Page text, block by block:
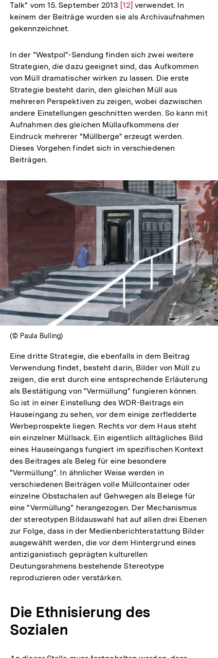
der
Fußnote
Talk" vom 15. September 2013 Zur
Auflösung
[12] verwendet. In
keinem der Beiträge wurden sie als Archivaufnahmen
gekennzeichnet.
In der "Westpol"-Sendung finden sich zwei weitere
Strategien, die dazu geeignet sind, das Aufkommen
von Müll dramatischer wirken zu lassen. Die erste
Strategie besteht darin, den gleichen Müll aus
mehreren Perspektiven zu zeigen, wobei dazwischen
andere Einstellungen geschnitten werden. So kann mit
Aufnahmen des gleichen Müllaufkommens der
Eindruck mehrerer "Müllberge" erzeugt werden.
Dieses Vorgehen findet sich in verschiedenen
Beiträgen.
(© Paula Bulling)
Eine dritte Strategie, die ebenfalls in dem Beitrag
Verwendung findet, besteht darin, Bilder von Müll zu
zeigen, die erst durch eine entsprechende Erläuterung
als Bestätigung von "Vermüllung" fungieren können.
So ist in einer Einstellung des WDR-Beitrags ein
Hauseingang zu sehen, vor dem einige zerfledderte
Werbeprospekte liegen. Rechts vor dem Haus steht
ein einzelner Müllsack. Ein eigentlich alltägliches Bild
eines Hauseingangs fungiert im spezifischen Kontext
des Beitrages als Beleg für eine besondere
"Vermüllung". In ähnlicher Weise werden in
verschiedenen Beiträgen volle Müllcontainer oder
einzelne Obstschalen auf Gehwegen als Belege für
eine "Vermüllung" herangezogen. Der Mechanismus
der stereotypen Bildauswahl hat auf allen drei Ebenen
zur Folge, dass in der Medienberichterstattung Bilder
ausgewählt werden, die vor dem Hintergrund eines
antiziganistisch geprägten kulturellen
Deutungsrahmens bestehende Stereotype
reproduzieren oder verstärken.
Die Ethnisierung des
Sozialen